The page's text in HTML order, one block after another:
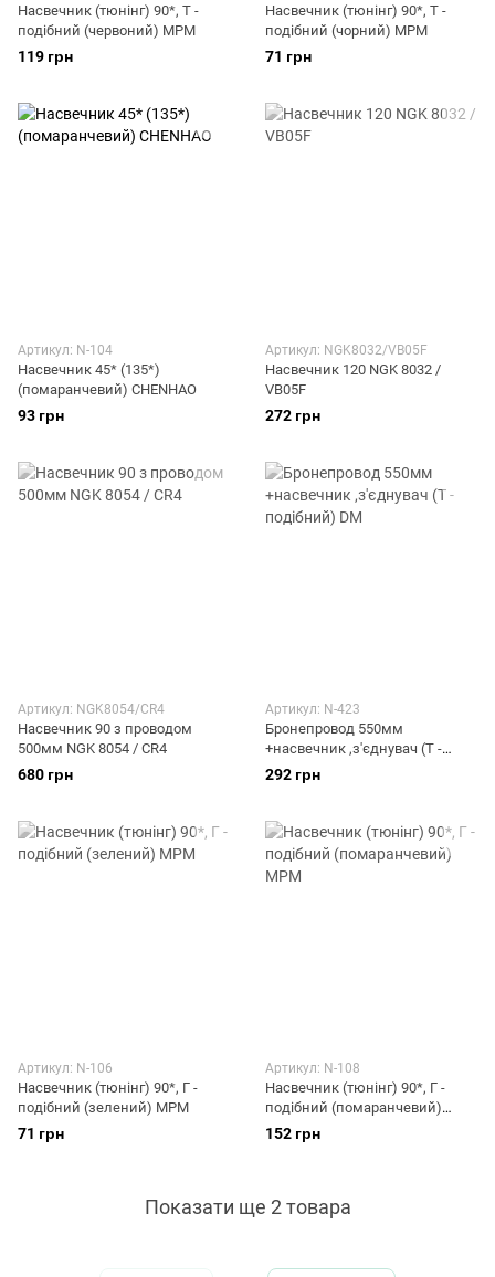
Насвечник (тюнінг) 90*, Т -
подібний (червоний) МРМ
119 грн
Насвечник (тюнінг) 90*, Т -
подібний (чорний) МРМ
71 грн
Артикул: N-104
Насвечник 45* (135*)
(помаранчевий) CHENHAO
93 грн
Артикул: NGK8032/VB05F
Насвечник 120 NGK 8032 /
VB05F
272 грн
Артикул: NGK8054/CR4
Насвечник 90 з проводом
500мм NGK 8054 / CR4
680 грн
Артикул: N-423
Бронепровод 550мм
+насвечник ,з'єднувач (Т -
подібний) DM
292 грн
Артикул: N-106
Насвечник (тюнінг) 90*, Г -
подібний (зелений) МРМ
71 грн
Артикул: N-108
Насвечник (тюнінг) 90*, Г -
подібний (помаранчевий)
МРМ
152 грн
Показати ще 2 товара